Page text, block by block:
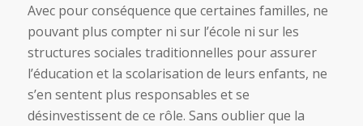
Avec pour conséquence que certaines familles, ne
pouvant plus compter ni sur l’école ni sur les
structures sociales traditionnelles pour assurer
l’éducation et la scolarisation de leurs enfants, ne
s’en sentent plus responsables et se
désinvestissent de ce rôle. Sans oublier que la